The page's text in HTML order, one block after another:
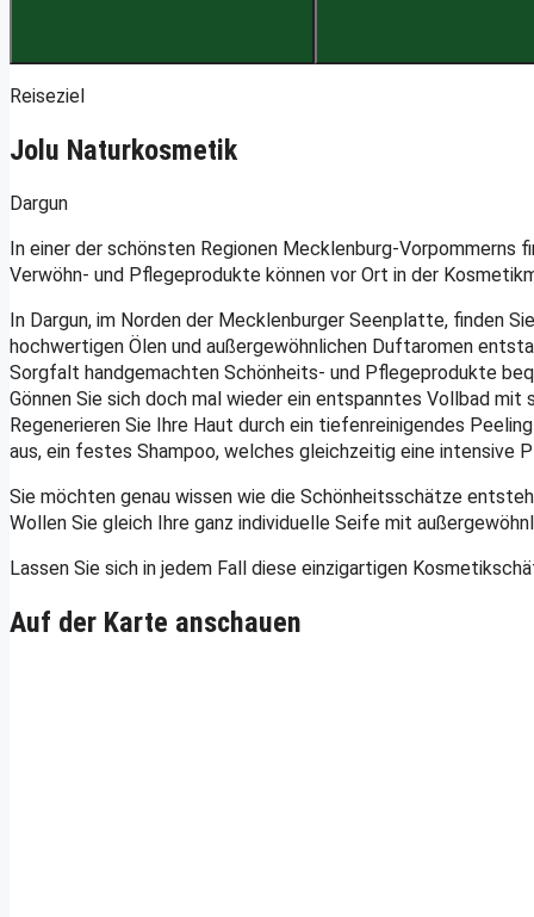
Reiseziel
Jolu Naturkosmetik
Dargun
In einer der schönsten Regionen Mecklenburg-Vorpommerns
Verwöhn- und Pflegeprodukte können vor Ort in der
In Dargun, im Norden der Mecklenburger Seenplatte, finden
hochwertigen Ölen und außergewöhnlichen Duftaromen
Sorgfalt handgemachten Schönheits- und Pflegeprodukte
Gönnen Sie sich doch mal wieder ein entspanntes Vollbad
Regenerieren Sie Ihre Haut durch ein tiefenreinigendes
aus, ein festes Shampoo, welches gleichzeitig eine intensive
Sie möchten genau wissen wie die Schönheitsschätze
Wollen Sie gleich Ihre ganz individuelle Seife mit
Lassen Sie sich in jedem Fall diese einzigartigen
Auf der Karte anschauen